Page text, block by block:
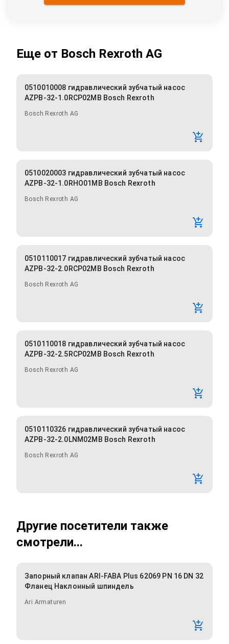
Еще от Bosch Rexroth AG
0510010008 гидравлический зубчатый насос
AZPB-32-1.0RCP02MB Bosch Rexroth
Bosch Rexroth AG
0510020003 гидравлический зубчатый насос
AZPB-32-1.0RHO01MB Bosch Rexroth
Bosch Rexroth AG
0510110017 гидравлический зубчатый насос
AZPB-32-2.0RCP02MB Bosch Rexroth
Bosch Rexroth AG
0510110018 гидравлический зубчатый насос
AZPB-32-2.5RCP02MB Bosch Rexroth
Bosch Rexroth AG
0510110326 гидравлический зубчатый насос
AZPB-32-2.0LNM02MB Bosch Rexroth
Bosch Rexroth AG
Другие посетители также
смотрели...
Запорный клапан ARI-FABA Plus 62069 PN 16 DN 32
Фланец Наклонный шпиндель
Ari Armaturen